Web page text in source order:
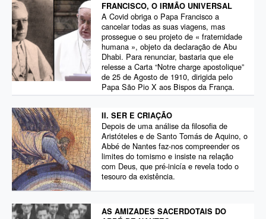
FRANCISCO, O IRMÃO UNIVERSAL
A Covid obriga o Papa Francisco a
cancelar todas as suas viagens, mas
prossegue o seu projeto de « fraternidade
humana », objeto da declaração de Abu
Dhabi. Para renunciar, bastaria que ele
relesse a Carta “Notre charge apostolique”
de 25 de Agosto de 1910, dirigida pelo
Papa São Pio X aos Bispos da França.
II. SER E CRIAÇÃO
Depois de uma análise da filosofia de
Aristóteles e de Santo Tomás de Aquino, o
Abbé de Nantes faz-nos compreender os
limites do tomismo e insiste na relação
com Deus, que pré-inicía e revela todo o
tesouro da existência.
AS AMIZADES SACERDOTAIS DO